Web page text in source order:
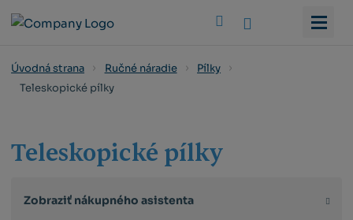
Úvodná strana Ručné náradie
Pílky
Teleskopické pílky
Teleskopické pílky
Zobraziť nákupného asistenta